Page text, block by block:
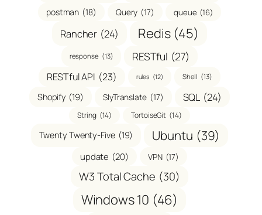
postman (18) Query (17) queue (16)
Rancher (24) Redis (45)
response (13) RESTful (27)
RESTful API (23) rules (12) Shell (13)
Shopify (19) SlyTranslate (17) SQL (24)
String (14) TortoiseGit (14)
Twenty Twenty-Five (19) Ubuntu (39)
update (20) VPN (17)
W3 Total Cache (30)
Windows 10 (46)